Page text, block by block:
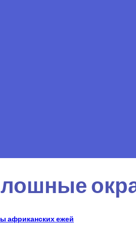
африканских ежей